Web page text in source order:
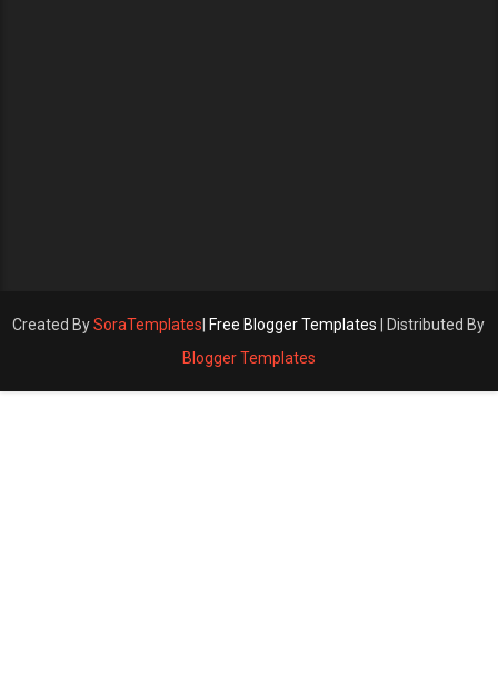
Created BySoraTemplates Free Blogger Templates | Distributed By
Blogger Templates